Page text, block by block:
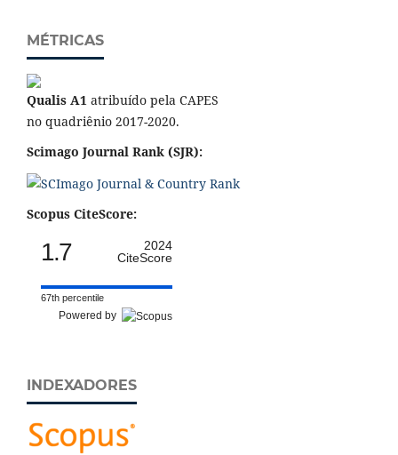
MÉTRICAS
Qualis A1 atribuído pela CAPES
no quadriênio 2017-2020.
Scimago Journal Rank (SJR):
Scopus CiteScore:
1.7
2024
CiteScore
67th percentile
Powered by
INDEXADORES